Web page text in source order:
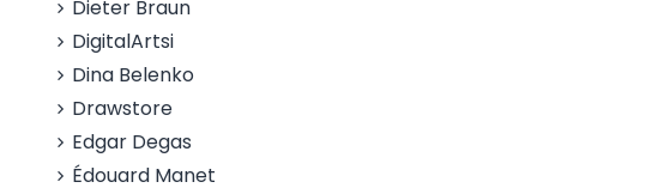
Dieter Braun
DigitalArtsi
Dina Belenko
Drawstore
Edgar Degas
Édouard Manet